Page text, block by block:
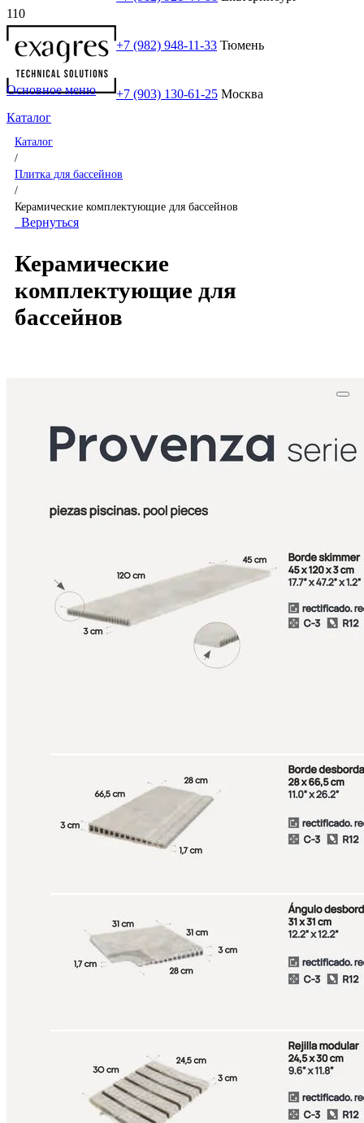
+7 (982) 948-11-33 Тюмень
+7 (903) 130-61-25 Москва
Основное меню
Каталог
Каталог
/
Плитка для бассейнов
/
Керамические комплектующие для бассейнов
Вернуться
Керамические
комплектующие для
бассейнов